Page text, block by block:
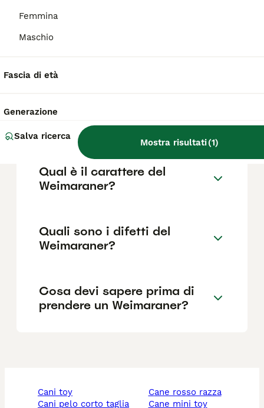
Femmina
Maschio
Fascia di età
Generazione
Salva ricerca
Mostra risultati(1)
Il costo medio di un cucciolo di Weimaraner
di razza pura in Italia è di circa 387€ ,anche
dell'allevatore e la posizione.
Quanto dura la vita di un
Weimaraner?
Qual è il carattere del
Weimaraner?
Quali sono i difetti del
Weimaraner?
Cosa devi sapere prima di
prendere un Weimaraner?
cani toy
cani pelo corto taglia
cane rosso razza
cane mini toy